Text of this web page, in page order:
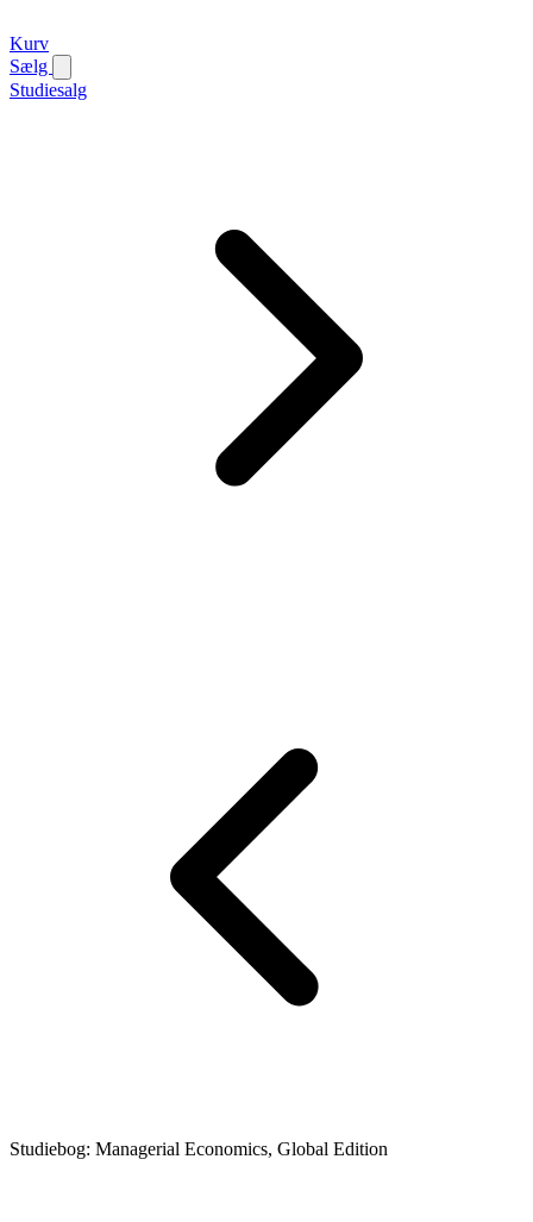
Kurv
Sælg
Studiesalg
Studiebog: Managerial Economics, Global Edition